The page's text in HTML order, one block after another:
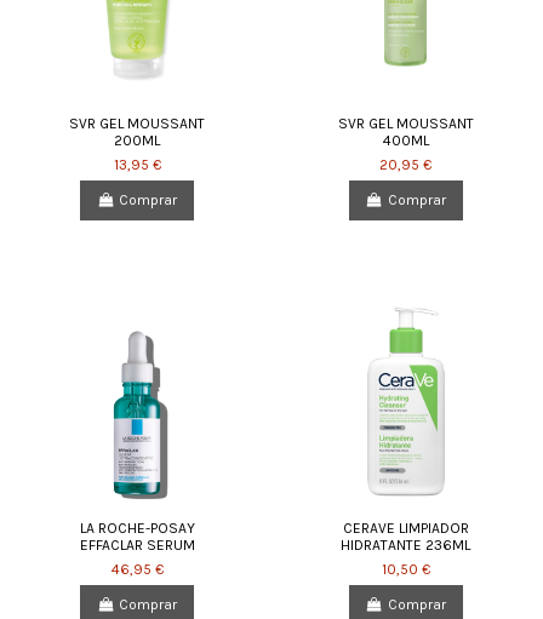
SVR GEL MOUSSANT
200ML
13,95 €
Comprar
SVR GEL MOUSSANT
400ML
20,95 €
Comprar
LA ROCHE-POSAY
EFFACLAR SERUM
46,95 €
Comprar
CERAVE LIMPIADOR
HIDRATANTE 236ML
10,50 €
Comprar